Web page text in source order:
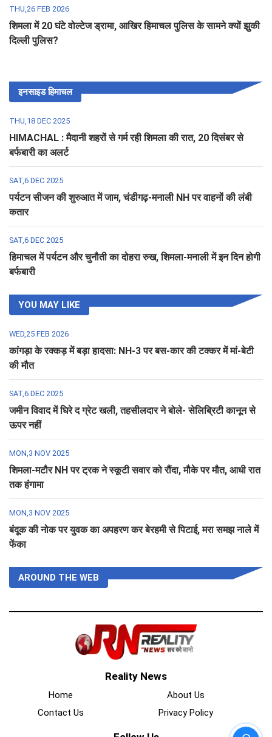
THU,26 FEB 2026
शिमला में 20 घंटे वोल्टेज ड्रामा, आखिर हिमाचल पुलिस के सामने क्यों झुकी
दिल्ली पुलिस?
इनसाइड हिमाचल
THU,18 DEC 2025
HIMACHAL : मैदानी शहरों से गर्म रही शिमला की रात, 20 दिसंबर से
बर्फबारी का अलर्ट
SAT,6 DEC 2025
पर्यटन सीजन की शुरुआत में जाम, चंडीगढ़-मनाली NH पर वाहनों की लंबी
कतार
SAT,6 DEC 2025
हिमाचल में पर्यटन और चुनौती का दोहरा रुख, शिमला-मनाली में इन दिन होगी
बर्फबारी
YOU MAY LIKE
WED,25 FEB 2026
कांगड़ा के रक्कड़ में बड़ा हादसा: NH-3 पर बस-कार की टक्कर में मां-बेटी
की मौत
SAT,6 DEC 2025
जमीन विवाद में घिरे द ग्रेट खली, तहसीलदार ने बोले- सेलिब्रिटी कानून से
ऊपर नहीं
MON,3 NOV 2025
शिमला-मटौर NH पर ट्रक ने स्कूटी सवार को रौंदा, मौके पर मौत, आधी रात
तक हंगामा
MON,3 NOV 2025
बंदूक की नोक पर युवक का अपहरण कर बेरहमी से पिटाई, मरा समझ नाले में
फेंका
AROUND THE WEB
Reality News
Home
About Us
Contact Us
Privacy Policy